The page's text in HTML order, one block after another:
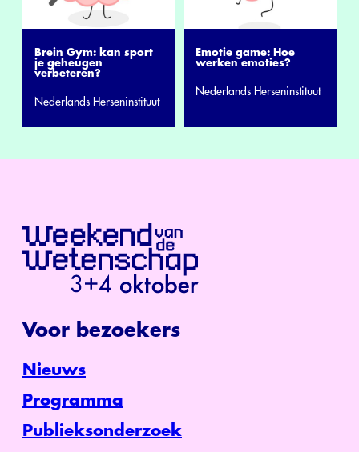
Brein Gym: kan sport
je geheugen
verbeteren?
Nederlands Herseninstituut
Emotie game: Hoe
werken emoties?
Nederlands Herseninstituut
Voor bezoekers
Nieuws
Programma
Publieksonderzoek